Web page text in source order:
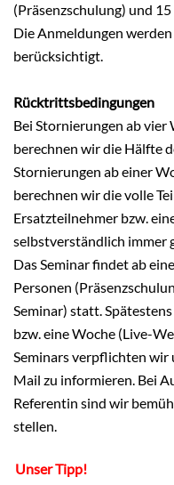
(Präsenzschulung) und
Die Anmeldungen
berücksichtigt.
Rücktrittsbedingungen
Bei Stornierungen ab
berechnen wir die Hälfte
Stornierungen ab einer
berechnen wir die volle
Ersatzteilnehmer bzw.
selbstverständlich immer
Das Seminar findet ab
Personen
Seminar) statt.
bzw. eine Woche (Live-
Seminars verpflichten wir
Mail zu informieren. Bei
Referentin sind wir
stellen.
Unser Tipp!